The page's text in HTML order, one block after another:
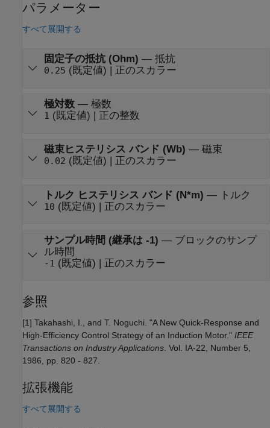
パラメーター
すべて展開する
固定子の抵抗 (Ohm) — 抵抗
0.25 (既定値) | 正のスカラー
極対数— 極数
1 (既定値) | 正の整数
磁束ヒステリシス バンド (Wb) — 磁束
0.02 (既定値) | 正のスカラー
トルク ヒステリシス バンド (N*m) — トルク
10 (既定値) | 正のスカラー
サンプル時間 (継承は -1) — ブロックのサンプ
ル時間
-1 (既定値) | 正のスカラー
参照
[1] Takahashi, I., and T. Noguchi. "A New Quick-Response and
High-Efficiency Control Strategy of an Induction Motor." IEEE
Transactions on Industry Applications . Vol. IA-22, Number 5,
1986, pp. 820 - 827.
拡張機能
すべて展開する